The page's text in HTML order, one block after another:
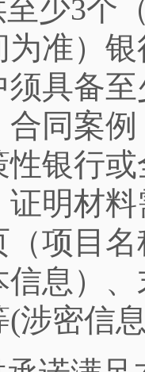
至少3个
准）
须具备至
合同案
性银行
证明材
项目
信息）
(涉密信